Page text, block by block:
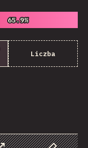
65.9%
65.9%
Liczba